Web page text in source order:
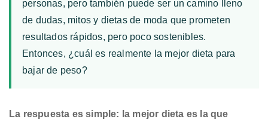
personas, pero también puede ser un camino lleno
de dudas, mitos y dietas de moda que prometen
resultados rápidos, pero poco sostenibles.
Entonces, ¿cuál es realmente la mejor dieta para
bajar de peso?
La respuesta es simple: la mejor dieta es la que